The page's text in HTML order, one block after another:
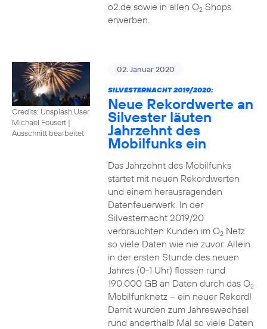
o2.de sowie in allen O2Shops
erwerben.
Credits: Unsplash User
Michael Fousert |
Ausschnitt bearbeitet
02. Januar 2020
SILVESTERNACHT 2019/2020:
Neue Rekordwerte an
Silvester läuten
Jahrzehnt des
Mobilfunks ein
Das Jahrzehnt des Mobilfunks
startet mit neuen Rekordwerten
und einem herausragenden
Datenfeuerwerk. In der
Silvesternacht 2019/20
verbrauchten Kunden im O2Netz
so viele Daten wie nie zuvor. Allein
in der ersten Stunde des neuen
Jahres (0-1 Uhr) flossen rund
190.000 GB an Daten durch das O2
Mobilfunknetz – ein neuer Rekord!
Damit wurden zum Jahreswechsel
rund anderthalb Mal so viele Daten